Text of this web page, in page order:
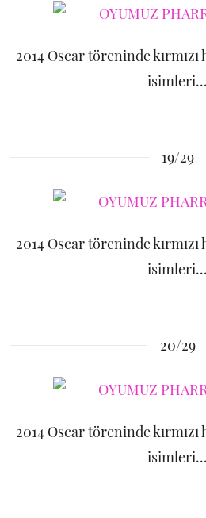
2014 Oscar töreninde kırmızı
isimleri...
19/29
2014 Oscar töreninde kırmızı
isimleri...
20/29
2014 Oscar töreninde kırmızı
isimleri...